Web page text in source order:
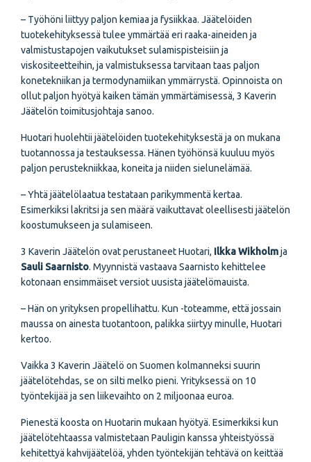
– Työhöni liittyy paljon kemiaa ja fysiikkaa. Jäätelöiden
tuotekehityksessä tulee ymmärtää eri raaka-aineiden ja
valmistustapojen vaikutukset sulamispisteisiin ja
viskositeetteihin, ja valmistuksessa tarvitaan taas paljon
konetekniikan ja termodynamiikan ymmärrystä. Opinnoista on
ollut paljon hyötyä kaiken tämän ymmärtämisessä, 3 Kaverin
Jäätelön toimitusjohtaja sanoo.
Huotari huolehtii jäätelöiden tuotekehityksestä ja on mukana
tuotannossa ja testauksessa. Hänen työhönsä kuuluu myös
paljon perustekniikkaa, koneita ja niiden sielunelämää.
– Yhtä jäätelölaatua testataan parikymmentä kertaa.
Esimerkiksi lakritsi ja sen määrä vaikuttavat oleellisesti jäätelön
koostumukseen ja sulamiseen.
3 Kaverin Jäätelön ovat perustaneet Huotari, Ilkka Wikholmja
Sauli Saarnisto. Myynnistä vastaava Saarnisto kehittelee
kotonaan ensimmäiset versiot uusista jäätelömauista.
– Hän on yrityksen propellihattu. Kun -toteamme, että jossain
maussa on ainesta tuotantoon, palikka siirtyy minulle, Huotari
kertoo.
Vaikka 3 Kaverin Jäätelö on Suomen kolmanneksi suurin
jäätelötehdas, se on silti melko pieni. Yrityksessä on 10
työntekijää ja sen liikevaihto on 2 miljoonaa euroa.
Pienestä koosta on Huotarin mukaan hyötyä. Esimerkiksi kun
jäätelötehtaassa valmistetaan Pauligin kanssa yhteistyössä
kehitettyä kahvijäätelöä, yhden työntekijän tehtävä on keittää